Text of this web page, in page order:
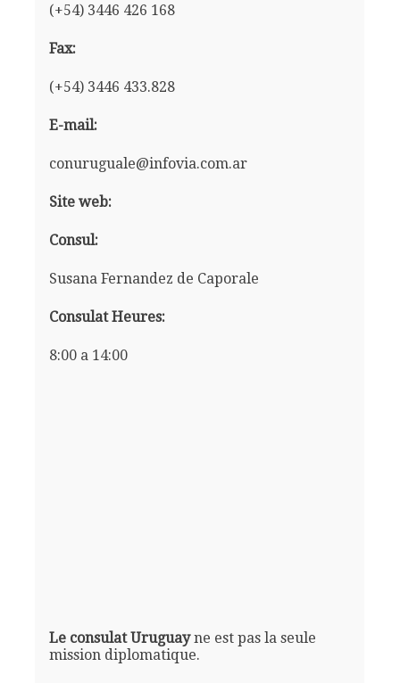
(+54) 3446 426 168
Fax:
(+54) 3446 433.828
E-mail:
conuruguale@infovia.com.ar
Site web:
Consul:
Susana Fernandez de Caporale
Consulat Heures:
8:00 a 14:00
Le consulat Uruguayne est pas la seule
mission diplomatique.